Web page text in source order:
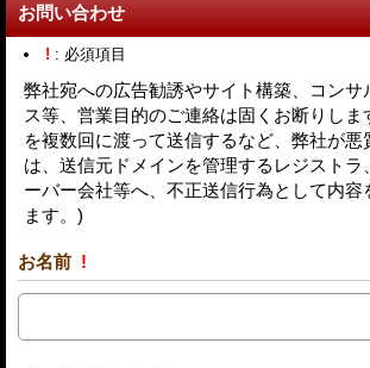
お問い合わせ
! : 必須項目
弊社宛への広告勧誘やサイト構築、コンサ
ス等、営業目的のご連絡は固くお断りしま
を複数回に渡って送信するなど、弊社が悪
は、送信元ドメインを管理するレジストラ
ーバー会社等へ、不正送信行為として内容
ます。)
お名前 !